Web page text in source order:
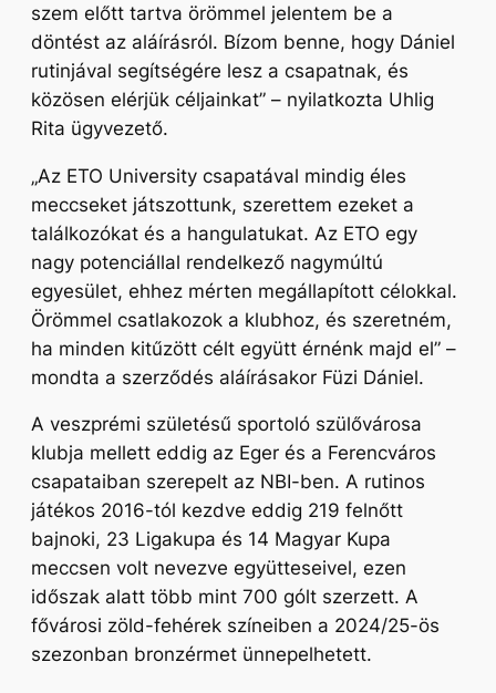
szem előtt tartva örömmel jelentem be a
döntést az aláírásról. Bízom benne, hogy Dániel
rutinjával segítségére lesz a csapatnak, és
közösen elérjük céljainkat” – nyilatkozta Uhlig
Rita ügyvezető.
„Az ETO University csapatával mindig éles
meccseket játszottunk, szerettem ezeket a
találkozókat és a hangulatukat. Az ETO egy
nagy potenciállal rendelkező nagymúltú
egyesület, ehhez mérten megállapított célokkal.
Örömmel csatlakozok a klubhoz, és szeretném,
ha minden kitűzött célt együtt érnénk majd el” –
mondta a szerződés aláírásakor Füzi Dániel.
A veszprémi születésű sportoló szülővárosa
klubja mellett eddig az Eger és a Ferencváros
csapataiban szerepelt az NBI-ben. A rutinos
játékos 2016-tól kezdve eddig 219 felnőtt
bajnoki, 23 Ligakupa és 14 Magyar Kupa
meccsen volt nevezve együtteseivel, ezen
időszak alatt több mint 700 gólt szerzett. A
fővárosi zöld-fehérek színeiben a 2024/25-ös
szezonban bronzérmet ünnepelhetett.